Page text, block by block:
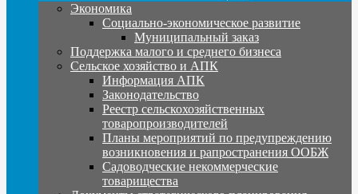
Экономика
Социально-экономическое развитие
Муниципальный заказ
Поддержка малого и среднего бизнеса
Сельское хозяйство и АПК
Информация АПК
Законодательство
Реестр сельскохозяйственных
товаропроизводителей
Планы мероприятий по предупреждению
возникновения и рапространения ООБЖ
Садоводческие некоммерческие
товарищества